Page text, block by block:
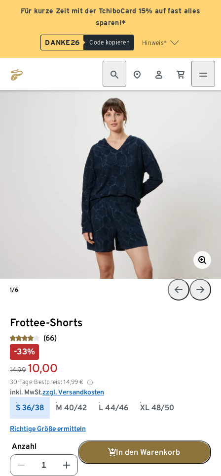
Für kurze Zeit mit der TchiboCard 15% auf fast alles
sparen!*
DANKE26 Code kopieren Hinweis*
Frottee-Shorts
(66)
-33%
14,99 10,00
30-Tage-Bestpreis: 14,99 €
inkl. MwSt.zzgl. Versandkosten
S 36/38 M 40/42 L 44/46 XL 48/50
Richtige Größe ermitteln
Anzahl
In den Warenkorb
1/6